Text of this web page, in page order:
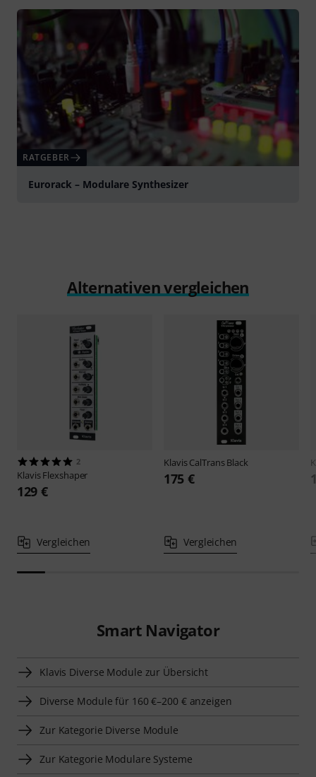
RATGEBER
Eurorack – Modulare Synthesizer
Alternativen vergleichen
2
KlavisFlexshaper
129 €
Vergleichen
KlavisCalTrans Black
175 €
Vergleichen
Smart Navigator
Klavis Diverse Module zur Übersicht
Diverse Module für 160 €–200 € anzeigen
Zur Kategorie Diverse Module
Zur Kategorie Modulare Systeme